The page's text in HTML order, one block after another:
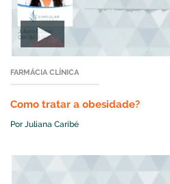
FARMÁCIA CLÍNICA
Como tratar a obesidade?
Por Juliana Caribé